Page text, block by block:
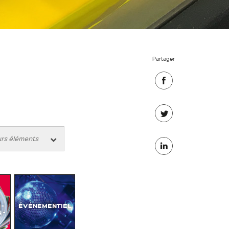
-
ÉVÉNEMENTIEL
Partager
sur
Facebook
sur
Twitter